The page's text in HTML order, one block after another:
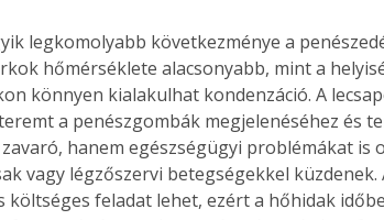
legkomolyabb következménye a
hőmérséklete alacsonyabb, mint a
könnyen kialakulhat kondenzáció. A
a penészgombák megjelenéséhez és
hanem egészségügyi problémákat is
vagy légzőszervi betegségekkel
költséges feladat lehet, ezért a hőhidak